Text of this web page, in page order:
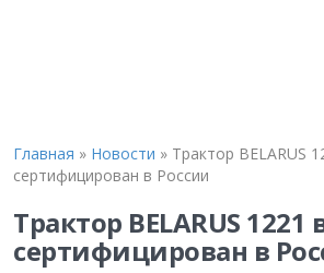
Главная » Новости » Трактор BELARUS
сертифицирован в России
Трактор BELARUS 1221
сертифицирован в